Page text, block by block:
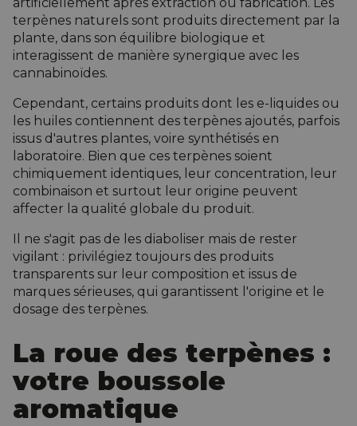
terpènes naturels sont produits directement par la
plante, dans son équilibre biologique et
interagissent de manière synergique avec les
cannabinoïdes.
Cependant, certains produits dont les e-liquides ou
les huiles contiennent des terpènes ajoutés, parfois
issus d'autres plantes, voire synthétisés en
laboratoire. Bien que ces terpènes soient
chimiquement identiques, leur concentration, leur
combinaison et surtout leur origine peuvent
affecter la qualité globale du produit.
Il ne s'agit pas de les diaboliser mais de rester
vigilant : privilégiez toujours des produits
transparents sur leur composition et issus de
marques sérieuses, qui garantissent l'origine et le
dosage des terpènes.
La roue des terpènes :
votre boussole
aromatique